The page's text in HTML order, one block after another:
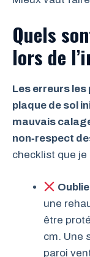
Quels
lors de
Les erreurs les
plaque de sol
mauvais
non‑respect
checklist que
une
être
cm. Une
paroi